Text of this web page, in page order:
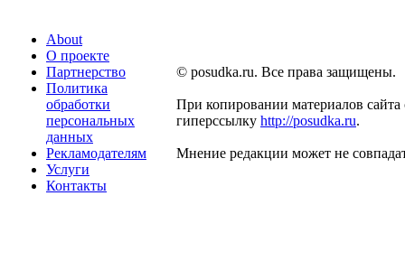
About
О проекте
Партнерство
Политика
обработки
персональных
данных
Рекламодателям
Услуги
Контакты
© posudka.ru. Все права защищены.
При копировании материалов сайта
гиперссылку http://posudka.ru.
Мнение редакции может не